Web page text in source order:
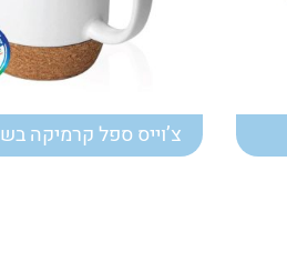
צ’וייס ספל קרמיקה